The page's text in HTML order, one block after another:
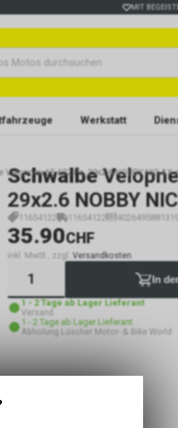
MIT
Werkstatt
Velopneu 65-622 Pe, 29x2.6 NOBBY NIC AX
Schwalbe
29x2.6 NOBBY
11654122 11654122
35.90CHF
inkl. MwSt., zzgl. Versandkosten
In
1 - 2 Tage ab Lager Lieferant
Versand
1 - 2 Tage ab Lager Lieferant
Abholung Lüscher Motor- & Bike World